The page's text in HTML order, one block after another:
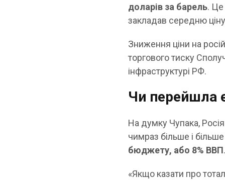
доларів за барель. Це
закладав середню
Зниження ціни на
торгового тиску
інфраструктурі РФ.
Чи перейшла
На думку Чупака,
чимраз більше і
бюджету, або 8% ВВП
«Якщо казати про